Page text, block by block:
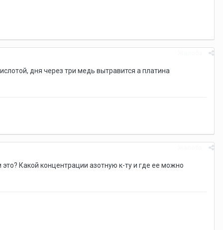
дня через три медь вытравится а платина
Какой концентрации азотную к-ту и где ее можно